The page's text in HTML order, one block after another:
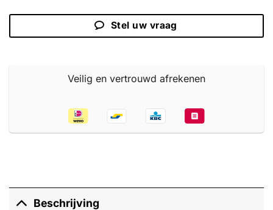
Stel uw vraag
Veilig en vertrouwd afrekenen
Beschrijving